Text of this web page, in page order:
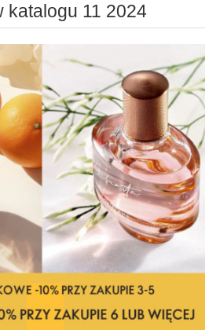
katalogu 11 2024